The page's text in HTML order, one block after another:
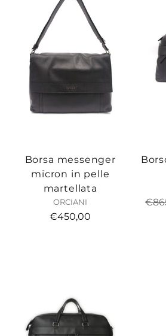
Borsa messenger
micron in pelle
martellata
ORCIANI
€450,00